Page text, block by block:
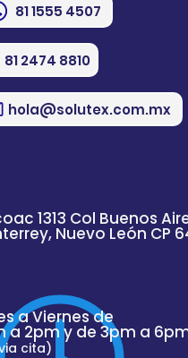
81 1555 4507
81 2474 8810
hola@solutex.com.mx
1313 Col Buenos
Nuevo León CP
a Viernes de
a 2pm y de 3pm a
cita)